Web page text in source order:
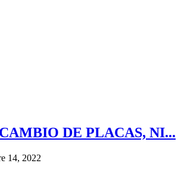
DE PLACAS, NI...
14, 2022